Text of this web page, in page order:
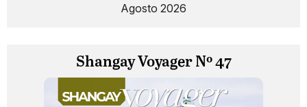
Agosto 2026
Shangay Voyager Nº 47